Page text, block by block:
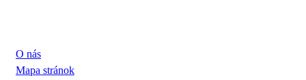
O nás
Mapa stránok